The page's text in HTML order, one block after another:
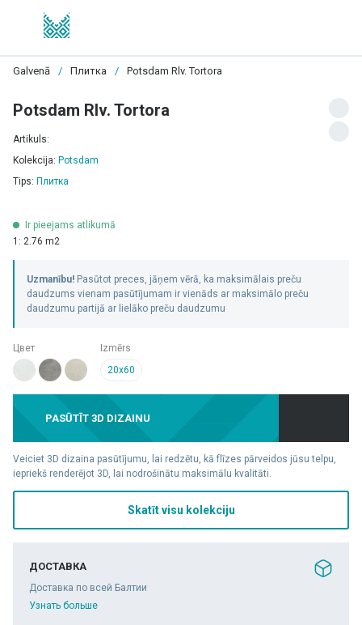
Galvenā / Плитка / Potsdam Rlv. Tortora
Potsdam Rlv. Tortora
Artikuls:
Kolekcija: Potsdam
Tips: Плитка
Ir pieejams atlikumā
1: 2.76 m2
Uzmanību! Pasūtot preces, jāņem vērā, ka maksimālais preču
daudzums vienam pasūtījumam ir vienāds ar maksimālo preču
daudzumu partijā ar lielāko preču daudzumu
Цвет
Izmērs
20x60
PASŪTĪT 3D DIZAINU
Veiciet 3D dizaina pasūtījumu, lai redzētu, kā flīzes pārveidos jūsu telpu,
iepriekš renderējot 3D, lai nodrošinātu maksimālu kvalitāti.
Skatīt visu kolekciju
ДОСТАВКА
Доставка по всей Балтии
Узнать больше